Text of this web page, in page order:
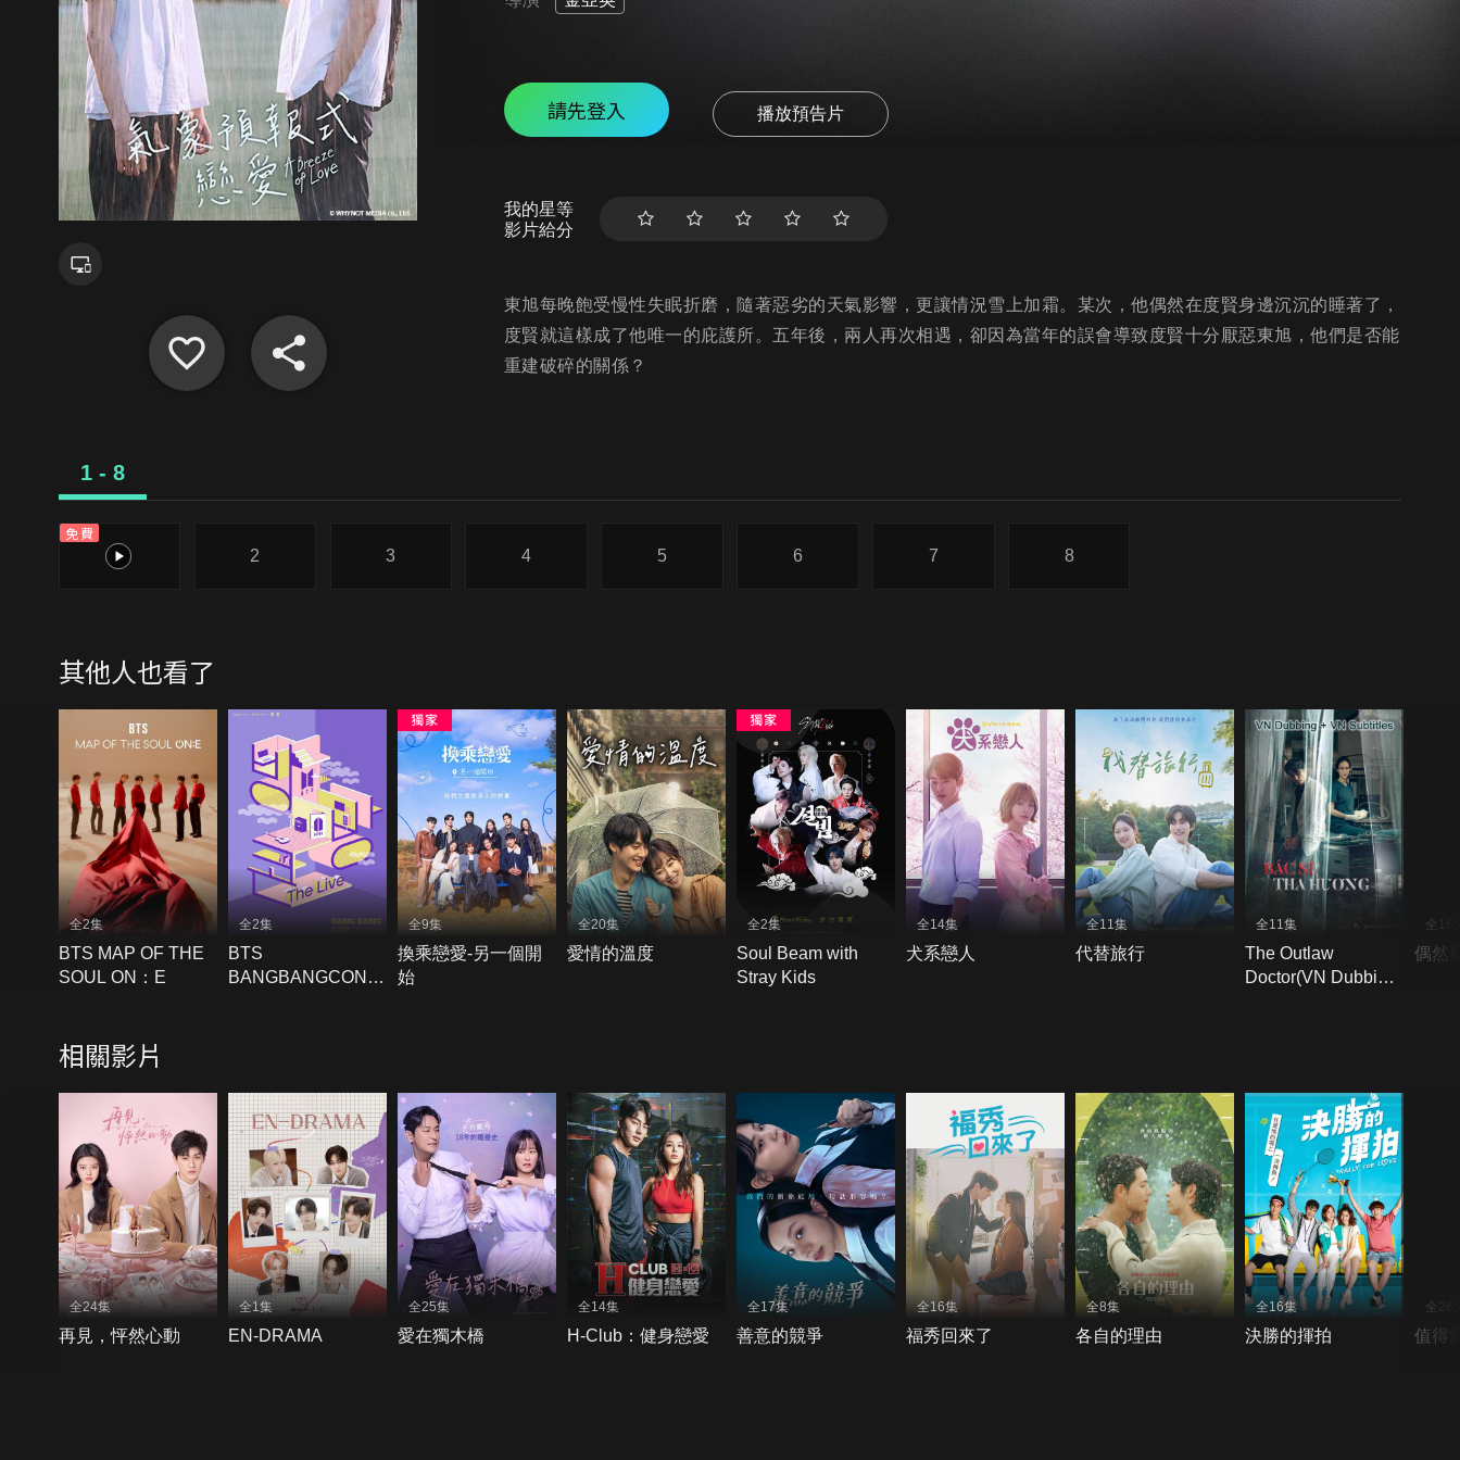
請先登入 播放預告片
我的星等
影片給分
東旭每晚飽受慢性失眠折磨，隨著惡劣的天氣影響，更讓情況雪上加霜。某次，他偶然在度賢身邊沉沉的睡著了，
度賢就這樣成了他唯一的庇護所。五年後，兩人再次相遇，卻因為當年的誤會導致度賢十分厭惡東旭，他們是否能
重建破碎的關係？
1 - 8
免費
1
2 3 4 5 6 7 8
其他人也看了
全2集
BTS MAP OF THE
SOUL ON：E
全2集
BTS
BANGBANGCON
全9集
換乘戀愛-另一個開
始
全20集
愛情的溫度
全2集
Soul Beam with
Stray Kids
全14集
犬系戀人
全11集
代替旅行
全11集
The Outlaw
Doctor(VN Dubbing
全16
偶然
相關影片
全24集
再見，怦然心動
全1集
EN-DRAMA
全25集
愛在獨木橋
全14集
H-Club：健身戀愛
全17集
善意的競爭
全16集
福秀回來了
全8集
各自的理由
全16集
決勝的揮拍
全26
值得